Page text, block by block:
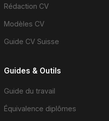
Rédaction CV
Modèles CV
Guide CV Suisse
Guides & Outils
Guide du travail
Équivalence diplômes